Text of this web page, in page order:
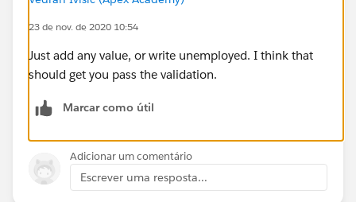
23 de nov. de 2020 10:54
Just add any value, or write unemployed. I think that
should get you pass the validation.
Marcar como útil
Adicionar um comentário
Escrever uma resposta...